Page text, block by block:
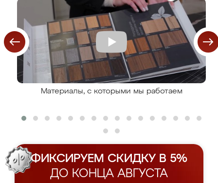
Материалы, с которыми мы работаем
ФИКСИРУЕМ СКИДКУ В 5%
ДО КОНЦА АВГУСТА